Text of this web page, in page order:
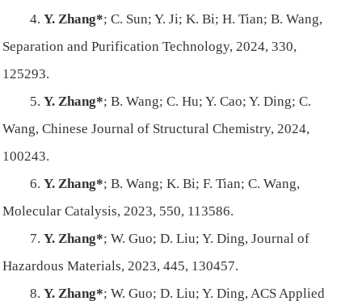
4.Y. Zhang*; C. Sun; Y. Ji; K. Bi; H. Tian; B. Wang,
Separation and Purification Technology, 2024, 330,
125293.
5.Y. Zhang*; B. Wang; C. Hu; Y. Cao; Y. Ding; C.
Wang,Chinese Journal of Structural Chemistry, 2024,
100243.
6.Y. Zhang*; B. Wang; K. Bi; F. Tian; C. Wang,
Molecular Catalysis, 2023, 550, 113586.
7.Y. Zhang*; W. Guo; D. Liu; Y. Ding,Journal of
Hazardous Materials, 2023, 445, 130457.
8.Y. Zhang*; W. Guo; D. Liu; Y. Ding, ACS Applied